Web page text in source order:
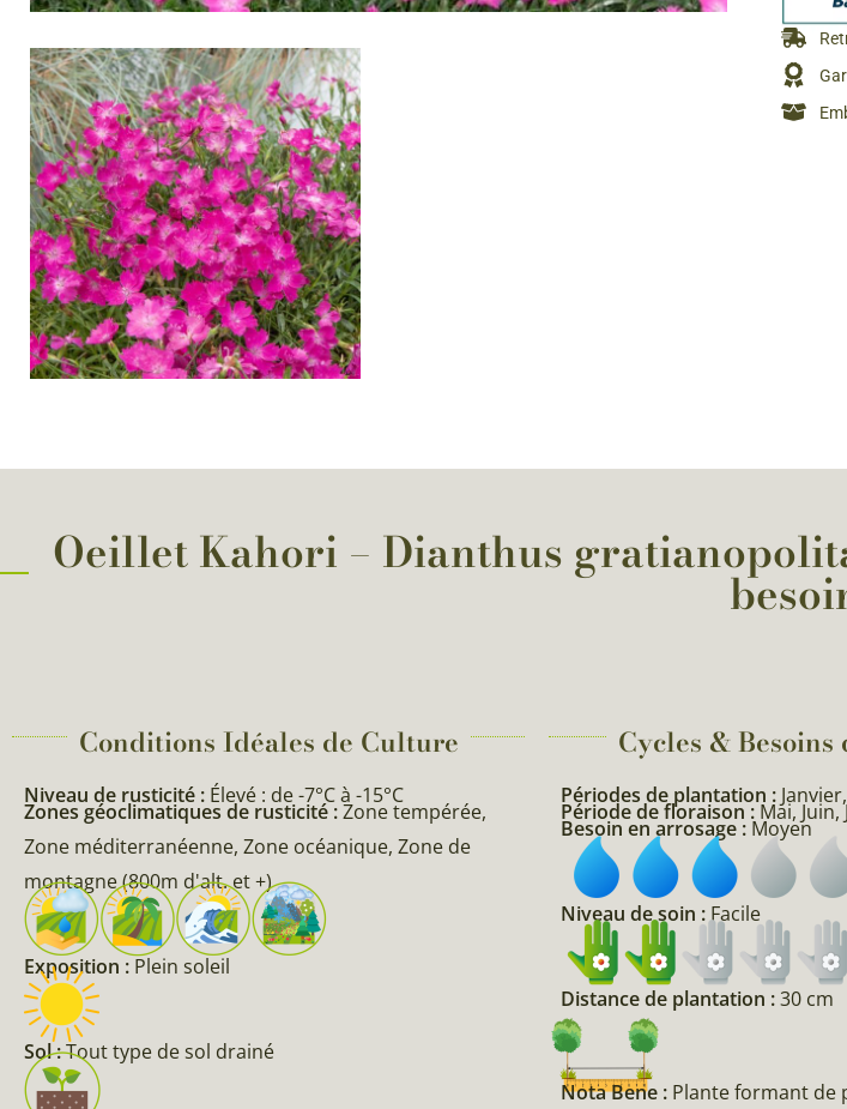
Oeillet Kahori – Dianthus
Conditions Idéales de Culture
Niveau de rusticité : Élevé : de -7°C à -15°C
Zones géoclimatiques de rusticité :Zone tempérée,
Zone méditerranéenne, Zone océanique, Zone de
montagne (800m d'alt. et +)
Exposition : Plein soleil
Sol :Tout type de sol drainé
Cycles &
Périodes de plantation :
Période de floraison : Mai,
Besoin en arrosage : Moyen
Niveau de soin :Facile
Distance de plantation :30 cm
Nota Bene : Plante formant de